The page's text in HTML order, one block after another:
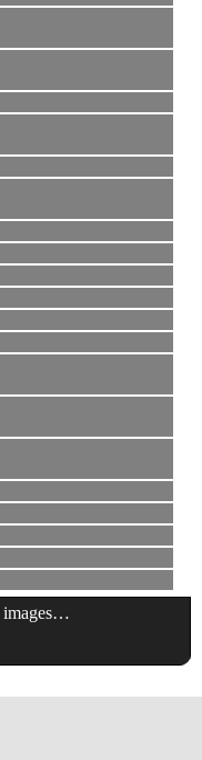
images…